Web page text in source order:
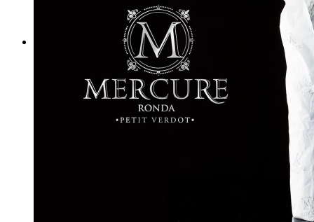
pdf, ps, acrobat, distiller
fonty, písmo, typografia
farby a color management návody